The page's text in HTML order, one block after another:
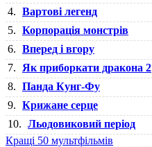
4. Вартові легенд
5. Корпорація монстрів
6. Вперед і вгору
7.
Як приборкати дракона 2
8. Панда Кунг-Фу
9. Крижане серце
10. Льодовиковий період
Кращі 50 мультфільмів